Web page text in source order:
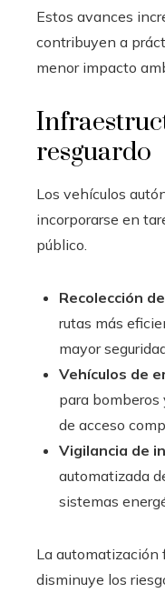
Estos avances
contribuyen a
menor impacto
resguardo
Los vehículos
incorporarse en
público.
Recolección
rutas más
mayor
Vehículos de
para bomberos
de acceso
Vigilancia de
automatizada
sistemas
La automatización
disminuye los